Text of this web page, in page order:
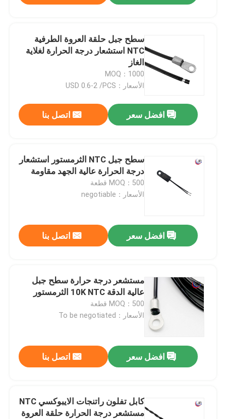
سطح جبل حلقة العروة الطرفية
NTC استشعار درجة الحرارة لغلاية
الغاز
MOQ：1000
الأسعار：USD 0.6-2 /PCS
افضل سعر اتصل بنا
سطح جبل NTC الثرمستور استشعار
درجة الحرارة عالية الجهد مقاومة
MOQ：500 قطعة
الأسعار：negotiable
افضل سعر اتصل بنا
مستشعر درجة حرارة سطح جبل
عالية الدقة 10K NTC الثرمستور
MOQ：500 قطعة
الأسعار：To be negotiated
افضل سعر اتصل بنا
كابل تفلون راتنجات الايبوكسي NTC
مستشعر درجة الحرارة حلقة العروة